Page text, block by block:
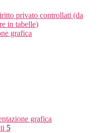
privato controllati (da
in tabelle)
grafica
grafica
5